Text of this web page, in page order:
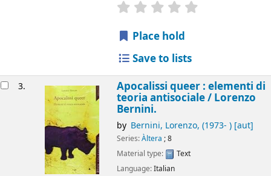
star rating
Place hold
Save to lists
3. Apocalissi queer : elementi di
teoria antisociale / Lorenzo
Bernini.
by Bernini, Lorenzo, (1973- )[aut]
Series:Àltera ; 8
Material type:
Text
Language:Italian